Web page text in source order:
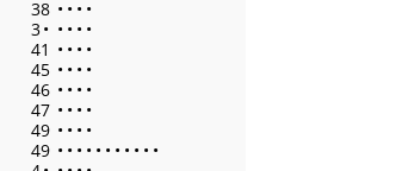
38 • • • •
3• • • • •
41 • • • •
45 • • • •
46 • • • •
47 • • • •
49 • • • •
49 • • • • • • • • • • •